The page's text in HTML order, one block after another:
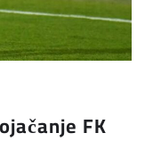
FK